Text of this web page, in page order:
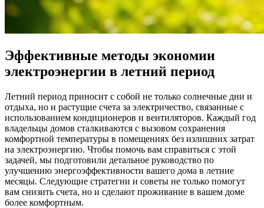
Эффективные методы экономии
электроэнергии в летний период
Летний период приносит с собой не только солнечные дни и
отдыха, но и растущие счета за электричество, связанные с
использованием кондиционеров и вентиляторов. Каждый год
владельцы домов сталкиваются с вызовом сохранения
комфортной температуры в помещениях без излишних затрат
на электроэнергию. Чтобы помочь вам справиться с этой
задачей, мы подготовили детальное руководство по
улучшению энергоэффективности вашего дома в летние
месяцы. Следующие стратегии и советы не только помогут
вам снизить счета, но и сделают проживание в вашем доме
более комфортным.